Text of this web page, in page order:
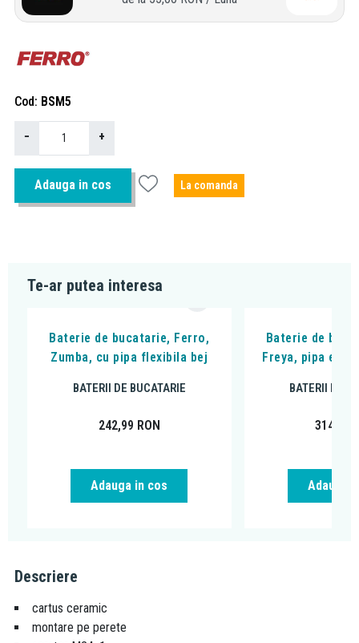
Cod BSM5
− +
Adauga in cos La comanda
Te-ar putea interesa
Baterie de bucatarie, Ferro,
Zumba, cu pipa flexibila bej
BATERII DE BUCATARIE
242,99 RON
Adauga in cos
Baterie de
Freya, pipa
BATERII DE
314,99
Adauga
Descriere
cartus ceramic
montare pe perete